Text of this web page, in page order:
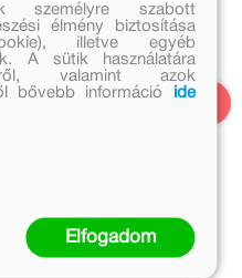
személyre szabott
élmény biztosítása
illetve egyéb
A sütik használatára
valamint azok
bővebb információ
ide
Elfogadom